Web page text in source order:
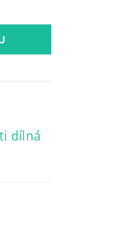
dílná